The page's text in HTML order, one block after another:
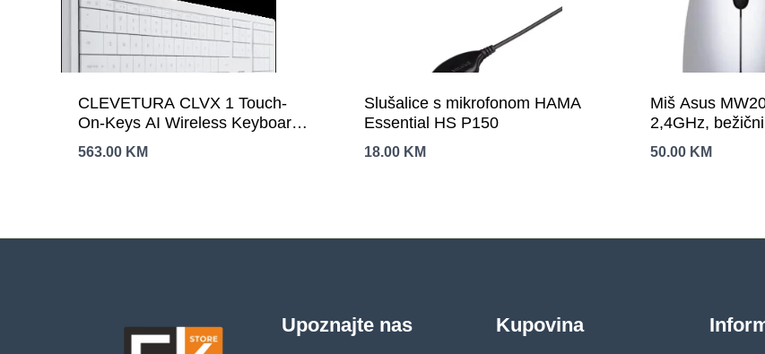
CLEVETURA CLVX 1 Touch-
On-Keys AI Wireless Keyboard,
ANSI US Mac layout, Scissor
Switches, Aluminum Chassis,
563.00 KM
Slušalice s mikrofonom HAMA
Essential HS P150
18.00 KM
Miš Asus
2,4GHz,
50.00 KM
Upoznajte nas Kupovina